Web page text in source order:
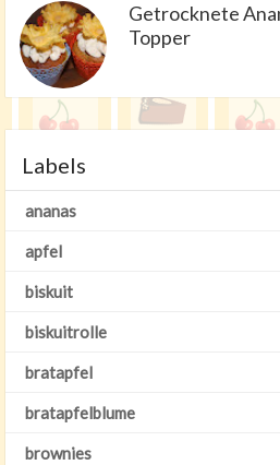
Getrocknete
Topper
Labels
ananas
apfel
biskuit
biskuitrolle
bratapfel
bratapfelblume
brownies